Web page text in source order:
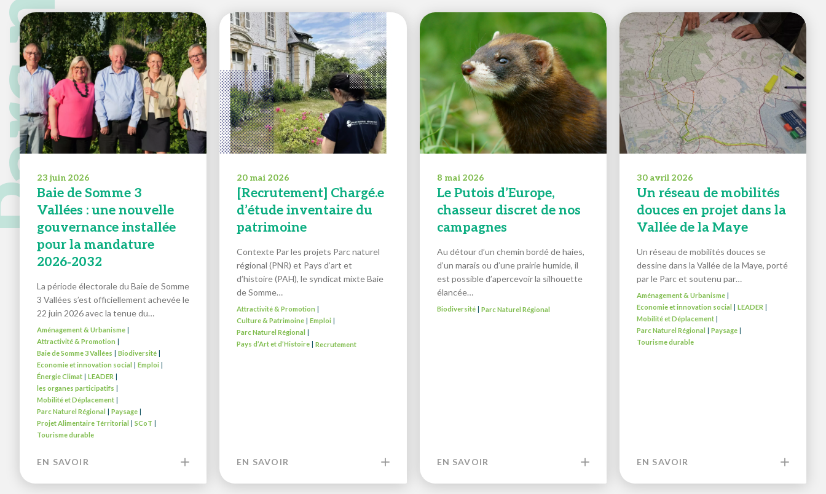
23 juin 2026
Baie de Somme 3
Vallées : une nouvelle
gouvernance installée
pour la mandature
2026‑2032
La période électorale du Baie de Somme
3 Vallées s’est officiellement achevée le
22 juin 2026 avec la tenue du…
Aménagement & Urbanisme
Attractivité & Promotion
Baie de Somme 3 Vallées
Biodiversité
Economie et innovation social
Emploi
Énergie Climat
LEADER
les organes participatifs
Mobilité et Déplacement
Parc Naturel Régional
Paysage
Projet Alimentaire Térritorial
SCoT
Tourisme durable
EN SAVOIR
20 mai 2026
[Recrutement] Chargé.e
d’étude inventaire du
patrimoine
Contexte Par les projets Parc naturel
régional (PNR) et Pays d’art et
d’histoire (PAH), le syndicat mixte Baie
de Somme…
Attractivité & Promotion
Culture & Patrimoine
Emploi
Parc Naturel Régional
Pays d’Art et d’Histoire |Recrutement
EN SAVOIR
8 mai 2026
Le Putois d’Europe,
chasseur discret de nos
campagnes
Au détour d’un chemin bordé de haies,
d’un marais ou d’une prairie humide, il
est possible d’apercevoir la silhouette
élancée…
Biodiversité| Parc Naturel Régional
EN SAVOIR
30 avril 2026
Un réseau de mobilités
douces en projet dans la
Vallée de la Maye
Un réseau de mobilités douces se
dessine dans la Vallée de la Maye, porté
par le Parc et soutenu par…
Aménagement & Urbanisme|
Economie et innovation social
LEADER|
Mobilité et Déplacement|
Parc Naturel Régional
Paysage|
Tourisme durable
EN SAVOIR